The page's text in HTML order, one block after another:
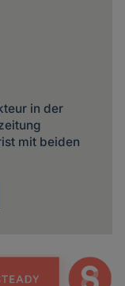
in der
mit beiden